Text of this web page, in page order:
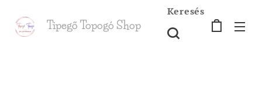
Tipegő Topogó Shop
Keresés